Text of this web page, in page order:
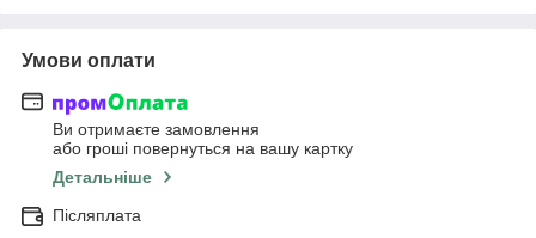
Умови оплати
Ви отримаєте замовлення
або гроші повернуться на вашу картку
Детальніше
Післяплата